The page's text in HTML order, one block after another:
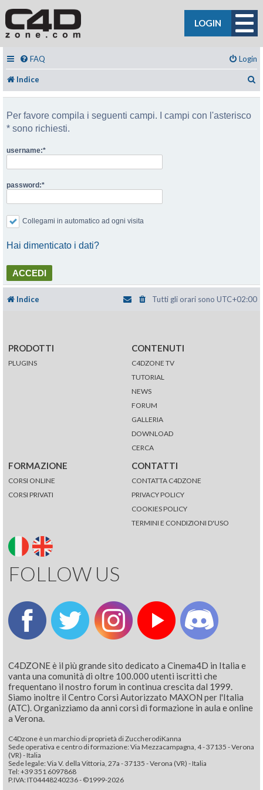
LOGIN
FAQ Login
Indice
Per favore compila i seguenti campi. I campi con l'asterisco
* sono richiesti.
username:
password:
Collegami in automatico ad ogni visita
Hai dimenticato i dati?
Indice Tutti gli orari sono UTC+02:00
PRODOTTI
PLUGINS
CONTENUTI
C4DZONE TV
TUTORIAL
NEWS
FORUM
GALLERIA
DOWNLOAD
CERCA
FORMAZIONE
CORSI ONLINE
CORSI PRIVATI
CONTATTI
CONTATTA C4DZONE
PRIVACY POLICY
COOKIES POLICY
TERMINI E CONDIZIONI D'USO
FOLLOW US
C4DZONE è il più grande sito dedicato a Cinema4D in Italia e
vanta una comunità di oltre 100.000 utenti iscritti che
frequentano il nostro forum in continua crescita dal 1999.
Siamo inoltre il Centro Corsi Autorizzato MAXON per l'Italia
(ATC). Organizziamo da anni corsi di formazione in aula e online
a Verona.
C4Dzone è un marchio di proprietà di ZuccherodiKanna
Sede operativa e centro di formazione: Via Mezzacampagna, 4 - 37135 - Verona
(VR) - Italia
Sede legale: Via V. della Vittoria, 27a - 37135 - Verona (VR) - Italia
Tel: +39 351 6097868‬
P.IVA: IT04448240236 - ©1999-2026